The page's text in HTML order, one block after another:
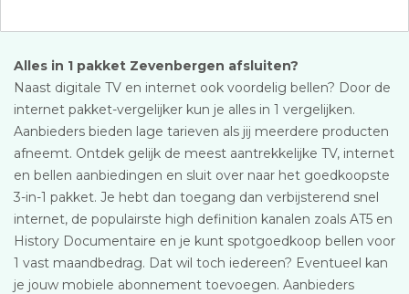
Alles in 1 pakket Zevenbergen afsluiten?
Naast digitale TV en internet ook voordelig bellen? Door de
internet pakket-vergelijker kun je alles in 1 vergelijken.
Aanbieders bieden lage tarieven als jij meerdere producten
afneemt. Ontdek gelijk de meest aantrekkelijke TV, internet
en bellen aanbiedingen en sluit over naar het goedkoopste
3-in-1 pakket. Je hebt dan toegang dan verbijsterend snel
internet, de populairste high definition kanalen zoals AT5 en
History Documentaire en je kunt spotgoedkoop bellen voor
1 vast maandbedrag. Dat wil toch iedereen? Eventueel kan
je jouw mobiele abonnement toevoegen. Aanbieders